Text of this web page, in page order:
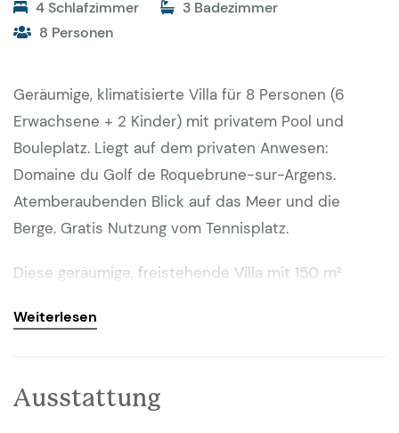
4 Schlafzimmer
3 Badezimmer
8 Personen
Geräumige, klimatisierte Villa für 8 Personen (6
Erwachsene + 2 Kinder) mit privatem Pool und
Bouleplatz. Liegt auf dem privaten Anwesen:
Domaine du Golf de Roquebrune-sur-Argens.
Atemberaubenden Blick auf das Meer und die
Berge. Gratis Nutzung vom Tennisplatz.
Diese geräumige, freistehende Villa mit 150 m²
atemberaubenden Blick auf den Roque Brune. Der
beheizten privaten Pool und einen privaten
Weiterlesen
Ausstattung